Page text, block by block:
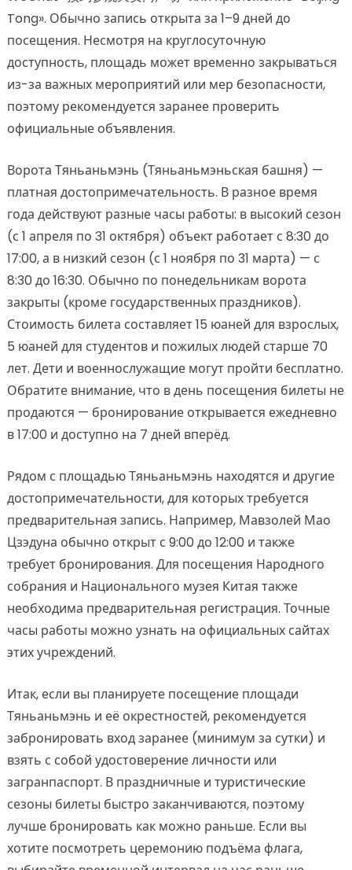
Tong». Обычно запись открыта за 1–9 дней до
посещения. Несмотря на круглосуточную
доступность, площадь может временно закрываться
из-за важных мероприятий или мер безопасности,
поэтому рекомендуется заранее проверить
официальные объявления.
Ворота Тяньаньмэнь (Тяньаньмэньская башня) —
платная достопримечательность. В разное время
года действуют разные часы работы: в высокий сезон
(с 1 апреля по 31 октября) объект работает с 8:30 до
17:00, а в низкий сезон (с 1 ноября по 31 марта) — с
8:30 до 16:30. Обычно по понедельникам ворота
закрыты (кроме государственных праздников).
Стоимость билета составляет 15 юаней для взрослых,
5 юаней для студентов и пожилых людей старше 70
лет. Дети и военнослужащие могут пройти бесплатно.
Обратите внимание, что в день посещения билеты не
продаются — бронирование открывается ежедневно
в 17:00 и доступно на 7 дней вперёд.
Рядом с площадью Тяньаньмэнь находятся и другие
достопримечательности, для которых требуется
предварительная запись. Например, Мавзолей Мао
Цзэдуна обычно открыт с 9:00 до 12:00 и также
требует бронирования. Для посещения Народного
собрания и Национального музея Китая также
необходима предварительная регистрация. Точные
часы работы можно узнать на официальных сайтах
этих учреждений.
Итак, если вы планируете посещение площади
Тяньаньмэнь и её окрестностей, рекомендуется
забронировать вход заранее (минимум за сутки) и
взять с собой удостоверение личности или
загранпаспорт. В праздничные и туристические
сезоны билеты быстро заканчиваются, поэтому
лучше бронировать как можно раньше. Если вы
хотите посмотреть церемонию подъёма флага,